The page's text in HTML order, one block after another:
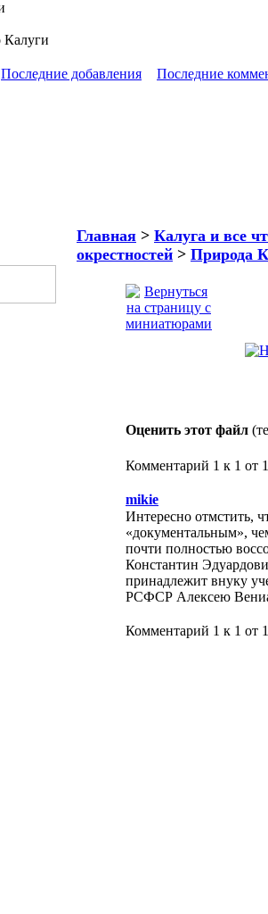
Последние добавления Последние
Главная > Калуга и все
окрестностей > Природа
Оценить этот файл
Комментарий 1 к 1 от 1
mikie
Интересно отмстить,
«документальным»,
почти полностью
Константин
принадлежит внуку
РСФСР Алексею
Комментарий 1 к 1 от 1